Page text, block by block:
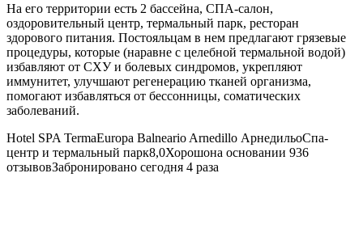
На его территории есть 2 бассейна, СПА-салон,
оздоровительный центр, термальный парк, ресторан
здорового питания. Постояльцам в нем предлагают грязевые
процедуры, которые (наравне с целебной термальной водой)
избавляют от СХУ и болевых синдромов, укрепляют
иммунитет, улучшают регенерацию тканей организма,
помогают избавляться от бессонницы, соматических
заболеваний.
Hotel SPA TermaEuropa Balneario Arnedillo АрнедильоСпа-
центр и термальный парк8,0Хорошона основании 936
отзывовЗабронировано сегодня 4 раза